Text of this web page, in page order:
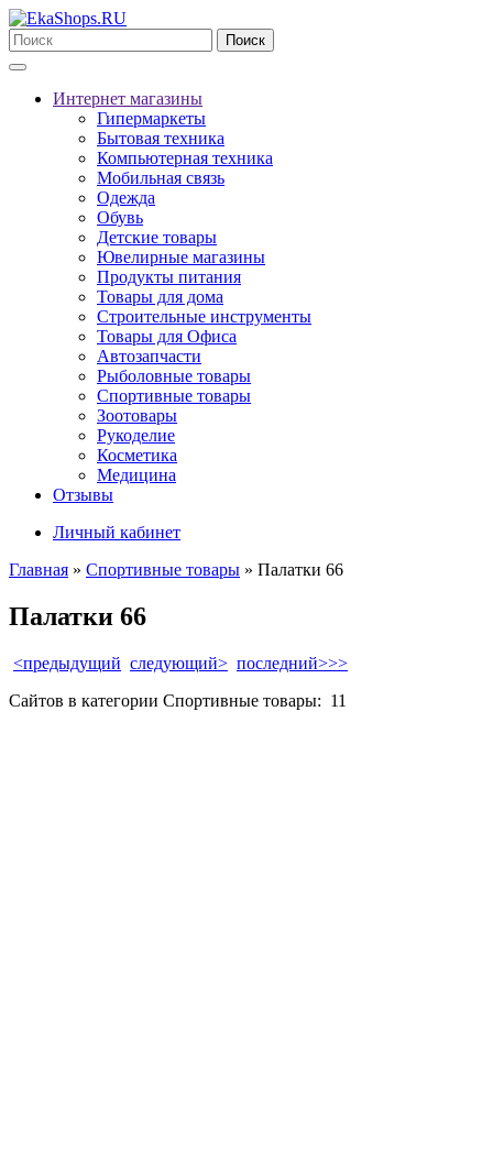
Поиск
Интернет магазины
Гипермаркеты
Бытовая техника
Компьютерная техника
Мобильная связь
Одежда
Обувь
Детские товары
Ювелирные магазины
Продукты питания
Товары для дома
Строительные инструменты
Товары для Офиса
Автозапчасти
Рыболовные товары
Спортивные товары
Зоотовары
Рукоделие
Косметика
Медицина
Отзывы
Личный кабинет
Главная » Спортивные товары » Палатки 66
Палатки 66
<предыдущий следующий> последний>>>
Сайтов в категории Спортивные товары: 11